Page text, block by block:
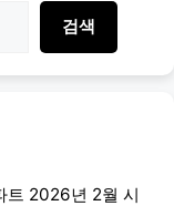
검색
트 2026년 2월 시